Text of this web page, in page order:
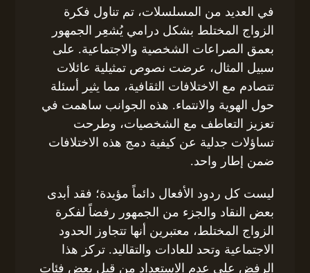
في العديد من المسلسلات، تم تناول فكرة
الزواج المختلط بشكل درامي يُشعِر الجمهور
بعمق الصراعات الشخصية والاجتماعية. على
سبيل المثال، عرضت نصوص تمثيلية عائلات
تتصادم مع الاختلافات الثقافية، مما يثير أسئلة
حول الهوية والانتماء. هذه الجوانب ساهمت في
تعزيز التعاطف مع الشخصيات، وطرحت
تساؤلات جدلية عن كيفية دمج هذه الاختلافات
ضمن إطار واحد.
ليست كل ردود الأفعال دائماً مؤيدة؛ فقد أبدى
بعض النقاد والجزء من الجمهور رفضاً لفكرة
الزواج المختلط، معتبرين أنها تتجاوز الحدود
الاجتماعية وتحد للعادات والتقاليد. تركز هذا
الرفض على عدم الاستعداد من قبل بعض فئات